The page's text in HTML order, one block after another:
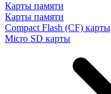
Карты памяти
Карты памяти
Compact Flash (CF) карты
Micro SD карты